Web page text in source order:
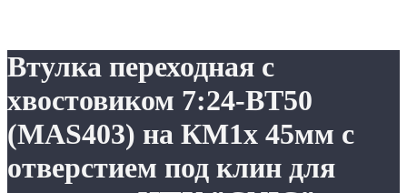
Втулка переходная с
хвостовиком 7:24-ВТ50
(MAS403) на КМ1х 45мм с
отверстием под клин для